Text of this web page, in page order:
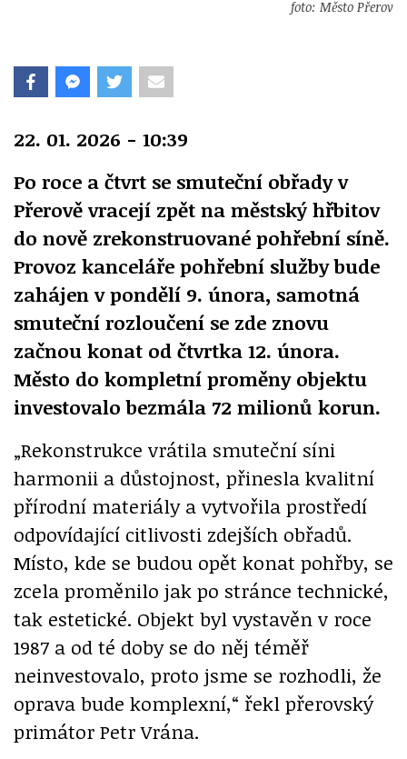
foto: Město Přerov
22. 01. 2026 - 10:39
Po roce a čtvrt se smuteční obřady v
Přerově vracejí zpět na městský hřbitov
do nově zrekonstruované pohřební síně.
Provoz kanceláře pohřební služby bude
zahájen v pondělí 9. února, samotná
smuteční rozloučení se zde znovu
začnou konat od čtvrtka 12. února.
Město do kompletní proměny objektu
investovalo bezmála 72 milionů korun.
„Rekonstrukce vrátila smuteční síni
harmonii a důstojnost, přinesla kvalitní
přírodní materiály a vytvořila prostředí
odpovídající citlivosti zdejších obřadů.
Místo, kde se budou opět konat pohřby, se
zcela proměnilo jak po stránce technické,
tak estetické. Objekt byl vystavěn v roce
1987 a od té doby se do něj téměř
neinvestovalo, proto jsme se rozhodli, že
oprava bude komplexní,“ řekl přerovský
primátor Petr Vrána.